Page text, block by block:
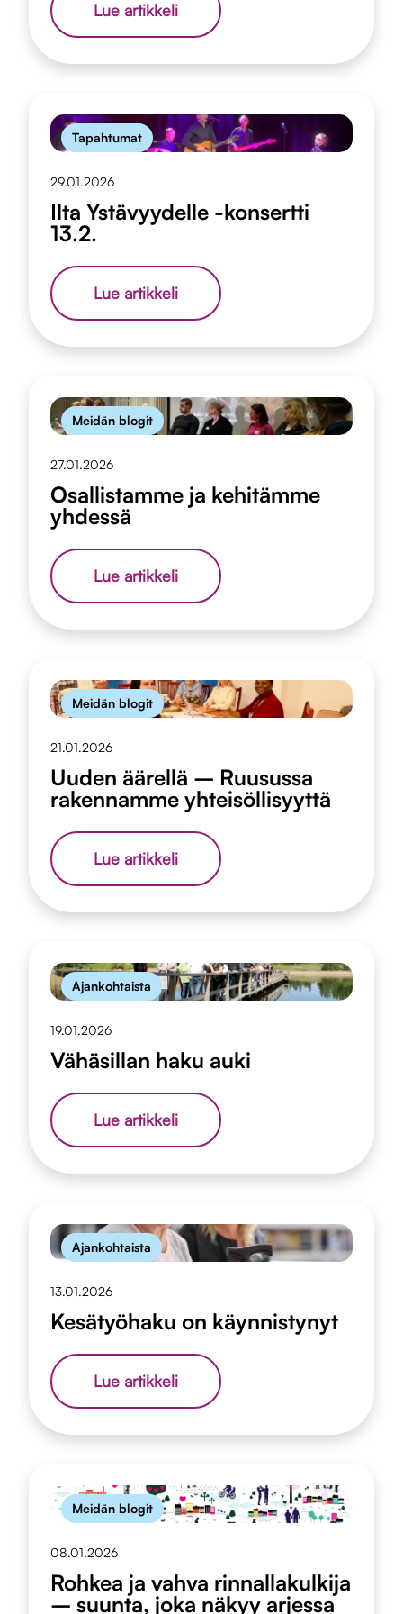
Lue artikkeliLämmin
kiitos
lahjoituksistanne
Tapahtumat
29.01.2026
Ilta Ystävyydelle -konsertti
13.2.
Lue artikkeliIlta
Ystävyydelle
-
konsertti
Meidän blogit
27.01.2026
Osallistamme ja kehitämme
yhdessä
Lue artikkeliOsallistamme
kehitämme
yhdessä
Meidän blogit
21.01.2026
Uuden äärellä – Ruusussa
rakennamme yhteisöllisyyttä
Lue artikkeliUuden
äärellä
–
Ruusussa
Ajankohtaista
19.01.2026
Vähäsillan haku auki
Lue artikkeliVähäsillan
haku
auki
Ajankohtaista
13.01.2026
Kesätyöhaku on käynnistynyt
Lue artikkeliKesätyöhaku
käynnistynyt
Meidän blogit
08.01.2026
Rohkea ja vahva rinnallakulkija
– suunta, joka näkyy arjessa